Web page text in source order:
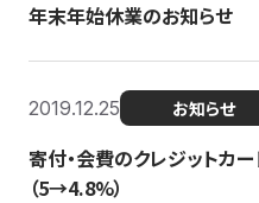
年末年始休業のお知らせ
2019.12.25 お知らせ
寄付・会費のクレジットカ
（5→4.8%）